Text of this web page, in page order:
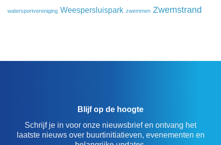
watersportvereniging Weespersluispark zwemmen Zwemstrand
Blijf op de hoogte
Schrijf je in voor onze nieuwsbrief en ontvang het
laatste nieuws over buurtinitiatieven, evenementen en